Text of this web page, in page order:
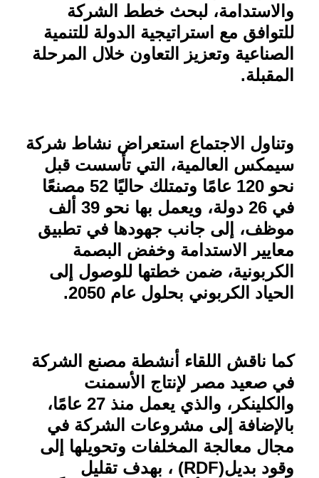
والاستدامة، لبحث خطط الشركة
للتوافق مع استراتيجية الدولة للتنمية
الصناعية وتعزيز التعاون خلال المرحلة
المقبلة.
وتناول الاجتماع استعراض نشاط شركة
سيمكس العالمية، التي تأسست قبل
نحو 120 عامًا وتمتلك حاليًا 52 مصنعًا
في 26 دولة، ويعمل بها نحو 39 ألف
موظف، إلى جانب جهودها في تطبيق
معايير الاستدامة وخفض البصمة
الكربونية، ضمن خطتها للوصول إلى
الحياد الكربوني بحلول عام 2050
.
كما ناقش اللقاء أنشطة مصنع الشركة
في صعيد مصر لإنتاج الأسمنت
والكلينكر، والذي يعمل منذ 27 عامًا،
بالإضافة إلى مشروعات الشركة في
مجال معالجة المخلفات وتحويلها إلى
وقود بديل(RDF) ، بهدف تقليل